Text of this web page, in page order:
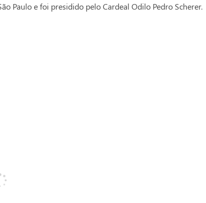
Paulo e foi presidido pelo Cardeal Odilo Pedro Scherer.